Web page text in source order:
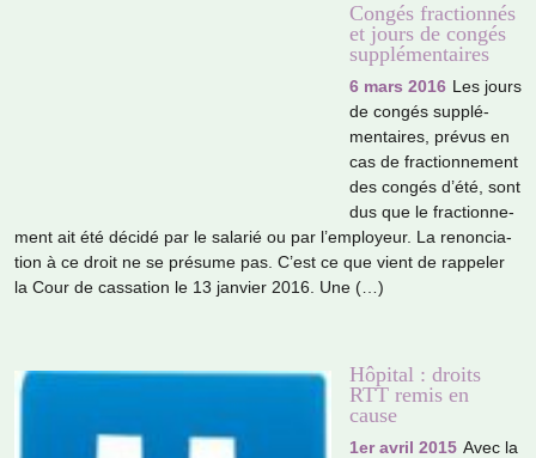
Congés fractionnés
et jours de congés
supplémentaires
6 mars 2016 Les jours
de congés sup­plé­
men­tai­res, prévus en
cas de frac­tion­ne­ment
des congés d’été, sont
dus que le frac­tion­ne­
ment ait été décidé par le sala­rié ou par l’employeur. La renon­cia­
tion à ce droit ne se pré­sume pas. C’est ce que vient de rap­pe­ler
la Cour de cas­sa­tion le 13 jan­vier 2016. Une (…)
Hôpital : droits
RTT remis en
cause
1er avril 2015 Avec la